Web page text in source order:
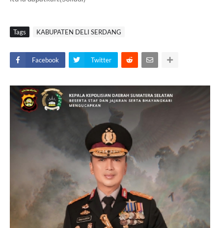
Tags KABUPATEN DELI SERDANG
Facebook Twitter